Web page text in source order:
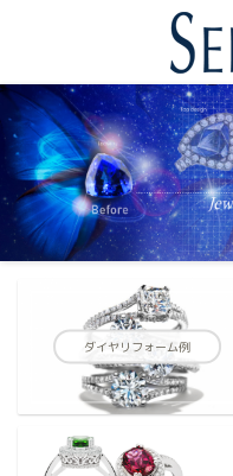
ダイヤリフォーム例